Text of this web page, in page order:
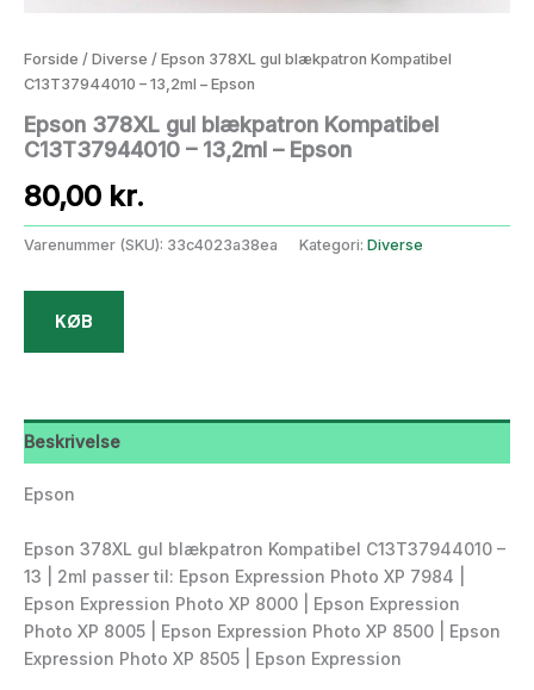
Forside / Diverse / Epson 378XL gul blækpatron Kompatibel
C13T37944010 – 13,2ml – Epson
Epson 378XL gul blækpatron Kompatibel
C13T37944010 – 13,2ml – Epson
80,00 kr.
Varenummer (SKU): 33c4023a38ea Kategori: Diverse
KØB
Beskrivelse
Epson
Epson 378XL gul blækpatron Kompatibel C13T37944010 –
13 | 2ml passer til: Epson Expression Photo XP 7984 |
Epson Expression Photo XP 8000 | Epson Expression
Photo XP 8005 | Epson Expression Photo XP 8500 | Epson
Expression Photo XP 8505 | Epson Expression